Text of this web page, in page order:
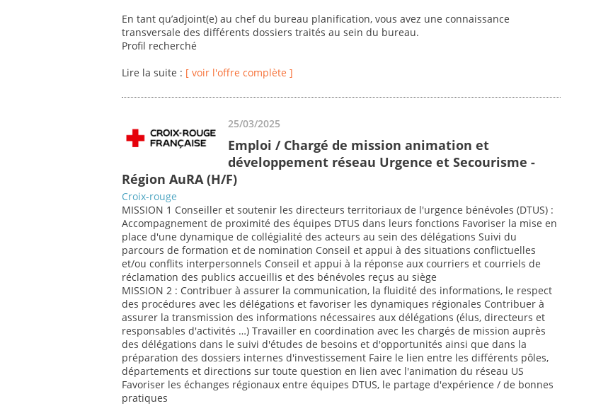
En tant qu’adjoint(e) au chef du bureau planification, vous avez une connaissance
transversale des différents dossiers traités au sein du bureau.
Profil recherché
Lire la suite : [ voir l'offre complète ]
25/03/2025
Emploi / Chargé de mission animation et
développement réseau Urgence et Secourisme -
Région AuRA (H/F)
Croix-rouge
MISSION 1 Conseiller et soutenir les directeurs territoriaux de l'urgence bénévoles (DTUS) :
Accompagnement de proximité des équipes DTUS dans leurs fonctions Favoriser la mise en
place d'une dynamique de collégialité des acteurs au sein des délégations Suivi du
parcours de formation et de nomination Conseil et appui à des situations conflictuelles
et/ou conflits interpersonnels Conseil et appui à la réponse aux courriers et courriels de
réclamation des publics accueillis et des bénévoles reçus au siège
MISSION 2 : Contribuer à assurer la communication, la fluidité des informations, le respect
des procédures avec les délégations et favoriser les dynamiques régionales Contribuer à
assurer la transmission des informations nécessaires aux délégations (élus, directeurs et
responsables d'activités …) Travailler en coordination avec les chargés de mission auprès
des délégations dans le suivi d'études de besoins et d'opportunités ainsi que dans la
préparation des dossiers internes d'investissement Faire le lien entre les différents pôles,
départements et directions sur toute question en lien avec l'animation du réseau US
Favoriser les échanges régionaux entre équipes DTUS, le partage d'expérience / de bonnes
pratiques